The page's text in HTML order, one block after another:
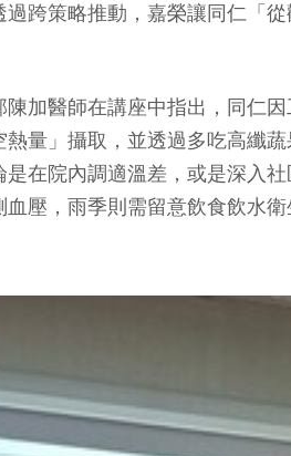
跨策略推動，嘉榮讓同仁「
加醫師在講座中指出，同仁
量」攝取，並透過多吃高纖
在院內調適溫差，或是深入
壓，雨季則需留意飲食飲水